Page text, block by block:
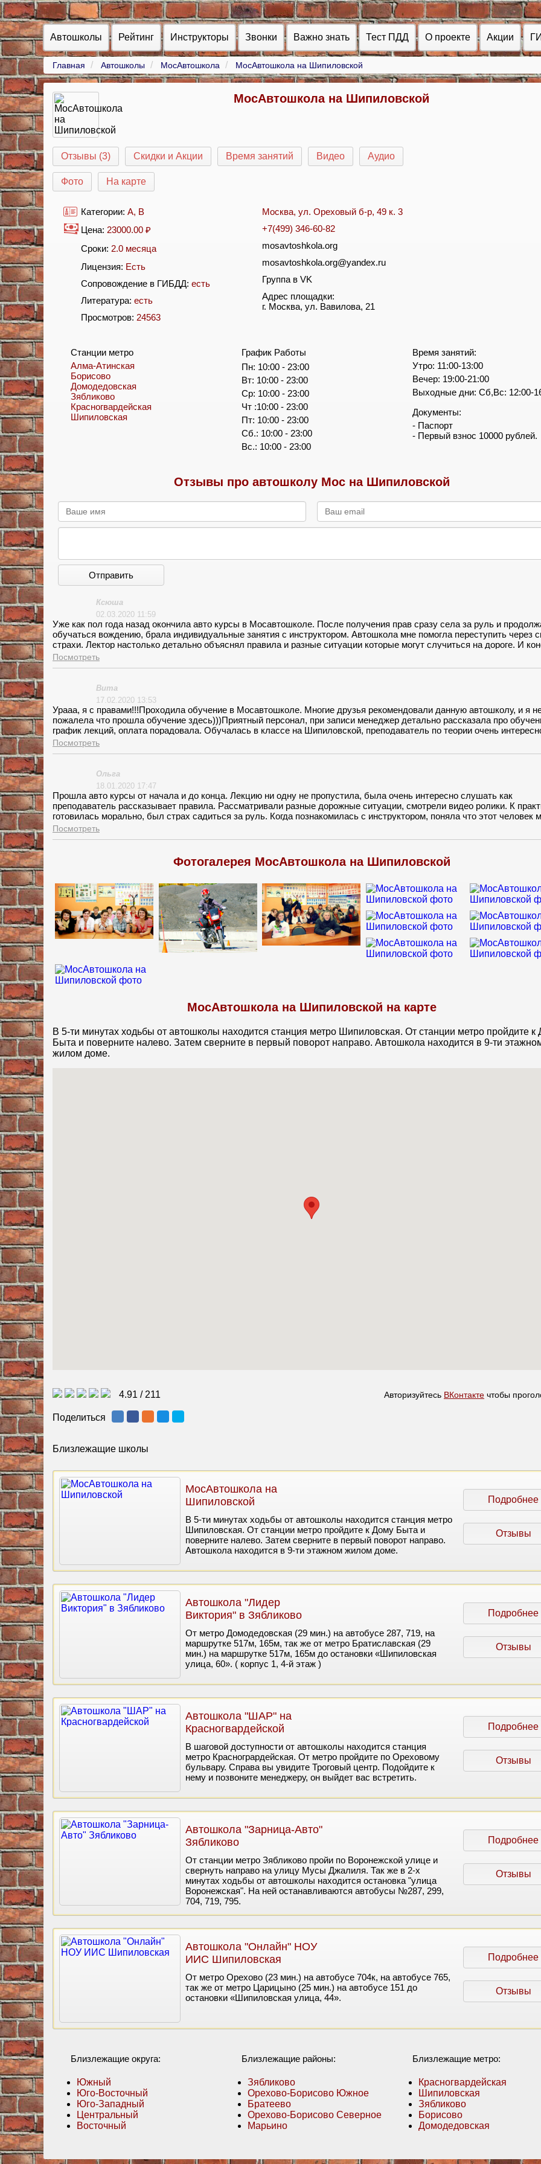
Автошколы Рейтинг Инструкторы Звонки Важно знать Тест ПДД О проекте Акции
Главная Автошколы МосАвтошкола МосАвтошкола на Шипиловской
МосАвтошкола на Шипиловской
Отзывы (3) Скидки и Акции Время занятий Видео Аудио
Фото На карте
Категории:A, B
Цена: 23000.00 ₽
Сроки: 2.0 месяца
Лицензия: Есть
Сопровождение в ГИБДД:есть
Литература:есть
Просмотров: 24563
Москва, ул. Ореховый б-р, 49 к. 3
+7(499) 346-60-82
mosavtoshkola.org
mosavtoshkola.org@yandex.ru
Группа в VK
Адрес площадки:
г. Москва, ул. Вавилова, 21
Станции метро
Алма-Атинская
Борисово
Домодедовская
Зябликово
Красногвардейская
Шипиловская
График Работы
Пн: 10:00 - 23:00
Вт: 10:00 - 23:00
Ср: 10:00 - 23:00
Чт :10:00 - 23:00
Пт: 10:00 - 23:00
Сб.: 10:00 - 23:00
Вс.: 10:00 - 23:00
Время занятий:
Утро: 11:00-13:00
Вечер: 19:00-21:00
Выходные дни: Сб,Вс: 12:00-
Документы:
- Паспорт
- Первый взнос 10000 рублей.
Отзывы про автошколу Мос на Шипиловской
Отправить
Ксюша
02.03.2020 11:59
Уже как пол года назад окончила авто курсы в Мосавтошколе. После получения прав сразу села за руль и
обучаться вождению, брала индивидуальные занятия с инструктором. Автошкола мне помогла переступить через
страхи. Лектор настолько детально объяснял правила и разные ситуации которые могут случиться на дороге. И
же огромная благодарность инструктору по вождению, вы мне помогли побороть свой страх. Теперь сажусь за руль
страха, а с уверенностью в себе))
Посмотреть
Вита
17.02.2020 13:53
Урааа, я с правами!!!Проходила обучение в Мосавтошколе. Многие друзья рекомендовали данную автошколу, и я
пожалела что прошла обучение здесь)))Приятный персонал, при записи менеджер детально рассказала про
график лекций, оплата порадовала. Обучалась в классе на Шипиловской, преподаватель по теории очень
объяснял правила дорожного движения. Было множество примеров из жизни. Первое занятие было на площадки,
как правильно трогаться, и сцепление и газ. Как же долго я не могла понять как правильно это делать, но мой
Посмотреть
Ольга
18.01.2020 17:47
Прошла авто курсы от начала и до конца. Лекцию ни одну не пропустила, была очень интересно слушать как
преподаватель рассказывает правила. Рассматривали разные дорожные ситуации, смотрели видео ролики. К
готовилась морально, был страх садиться за руль. Когда познакомилась с инструктором, поняла что этот человек
поможет побороть свой страх, так и получилось. Спокойный, общительный и очень терпеливый человек. Теперь я
водитель. Спасибо МосАвтошколе за хороших учителей))
Посмотреть
Фотогалерея МосАвтошкола на Шипиловской
МосАвтошкола на Шипиловской на карте
В 5-ти минутах ходьбы от автошколы находится станция метро Шипиловская. От станции метро пройдите к
Быта и поверните налево. Затем сверните в первый поворот направо. Автошкола находится в 9-ти
жилом доме.
4.91 /211 Авторизуйтесь ВКонтакте чтобы
Поделиться
Близлежащие школы
МосАвтошкола на
Шипиловской
В 5-ти минутах ходьбы от автошколы находится станция метро
Шипиловская. От станции метро пройдите к Дому Быта и
поверните налево. Затем сверните в первый поворот направо.
Автошкола находится в 9-ти этажном жилом доме.
Подробнее
Отзывы
Автошкола "Лидер
Виктория" в Зябликово
От метро Домодедовская (29 мин.) на автобусе 287, 719, на
маршрутке 517м, 165м, так же от метро Братиславская (29
мин.) на маршрутке 517м, 165м до остановки «Шипиловская
улица, 60». ( корпус 1, 4-й этаж )
Подробнее
Отзывы
Автошкола "ШАР" на
Красногвардейской
В шаговой доступности от автошколы находится станция
метро Красногрардейская. От метро пройдите по Ореховому
бульвару. Справа вы увидите Троговый центр. Подойдите к
нему и позвоните менеджеру, он выйдет вас встретить.
Подробнее
Отзывы
Автошкола "Зарница-Авто"
Зябликово
От станции метро Зябликово пройи по Воронежской улице и
свернуть направо на улицу Мусы Джалиля. Так же в 2-х
минутах ходьбы от автошколы находится остановка "улица
Воронежская". На ней останавливаются автобусы №287, 299,
704, 719, 795.
Подробнее
Отзывы
Автошкола "Онлайн" НОУ
ИИС Шипиловская
От метро Орехово (23 мин.) на автобусе 704к, на автобусе 765,
так же от метро Царицыно (25 мин.) на автобусе 151 до
остановки «Шипиловская улица, 44».
Подробнее
Отзывы
Близлежащие округа:
Южный
Юго-Восточный
Юго-Западный
Центральный
Восточный
Близлежащие районы:
Зябликово
Орехово-Борисово Южное
Братеево
Орехово-Борисово Северное
Марьино
Близлежащие метро:
Красногвардейская
Шипиловская
Зябликово
Борисово
Домодедовская